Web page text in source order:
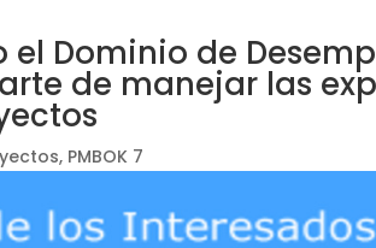
el Dominio de
de manejar las
, PMBOK 7